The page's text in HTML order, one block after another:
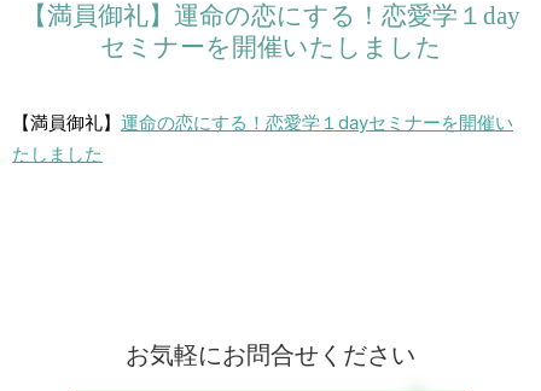
【満員御礼】運命の恋にする！恋愛学１day
セミナーを開催いたしました
【満員御礼】 運命の恋にする！恋愛学１dayセミナーを開催い
たしました
お気軽にお問合せください